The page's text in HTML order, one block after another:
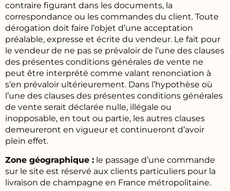
contraire figurant dans les documents, la
correspondance ou les commandes du client. Toute
dérogation doit faire l’objet d’une acceptation
préalable, expresse et écrite du vendeur. Le fait pour
le vendeur de ne pas se prévaloir de l’une des clauses
des présentes conditions générales de vente ne
peut être interprété comme valant renonciation à
s’en prévaloir ultérieurement. Dans l’hypothèse où
l’une des clauses des présentes conditions générales
de vente serait déclarée nulle, illégale ou
inopposable, en tout ou partie, les autres clauses
demeureront en vigueur et continueront d’avoir
plein effet.
Zone géographique : le passage d’une commande
sur le site est réservé aux clients particuliers pour la
livraison de champagne en France métropolitaine.